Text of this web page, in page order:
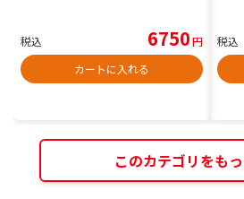
税込 6750円
カートに入れる
税込
このカテゴリをも